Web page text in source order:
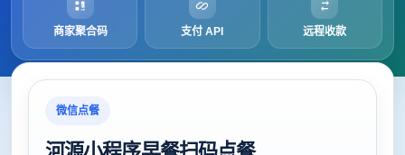
商家聚合码 支付 API 远程收款
微信点餐